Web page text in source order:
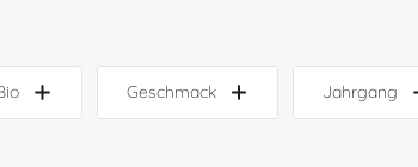
Geschmack Jahrgang